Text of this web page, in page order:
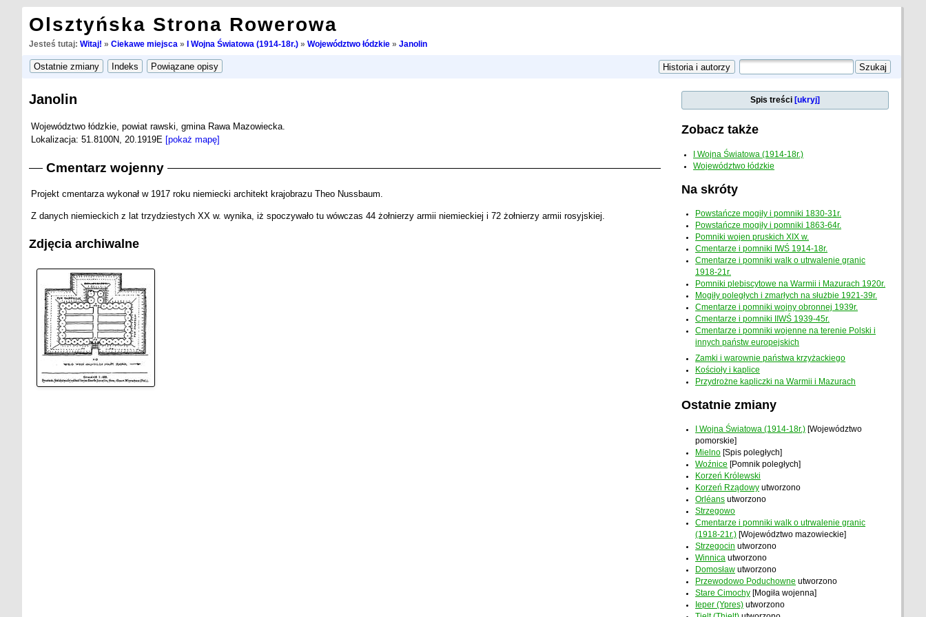
Olsztyńska Strona Rowerowa
Jesteś tutaj: Witaj! » Ciekawe miejsca » I Wojna Światowa (1914-18r.)» Województwo łódzkie» Janolin
Janolin
Województwo łódzkie, powiat rawski, gmina Rawa Mazowiecka.
Lokalizacja: 51.8100N, 20.1919E [pokaż mapę]
Cmentarz wojenny
Projekt cmentarza wykonał w 1917 roku niemiecki architekt krajobrazu Theo Nussbaum.
Z danych niemieckich z lat trzydziestych XX w. wynika, iż spoczywało tu wówczas 44 żołnierzy armii niemieckiej i 72 żołnierzy armii rosyjskiej.
Zdjęcia archiwalne
Spis treści [ukryj]
Zobacz także
I Wojna Światowa (1914-18r.)
Województwo łódzkie
Na skróty
Powstańcze mogiły i pomniki 1830-31r.
Powstańcze mogiły i pomniki 1863-64r.
Pomniki wojen pruskich XIX w.
Cmentarze i pomniki IWŚ 1914-18r.
Cmentarze i pomniki walk o utrwalenie granic
1918-21r.
Pomniki plebiscytowe na Warmii i Mazurach 1920r.
Mogiły poległych i zmarłych na służbie 1921-39r.
Cmentarze i pomniki wojny obronnej 1939r.
Cmentarze i pomniki IIWŚ 1939-45r.
Cmentarze i pomniki wojenne na terenie Polski i
innych państw europejskich
Zamki i warownie państwa krzyżackiego
Kościoły i kaplice
Przydrożne kapliczki na Warmii i Mazurach
Ostatnie zmiany
I Wojna Światowa (1914-18r.) [Województwo
pomorskie]
Mielno [Spis poległych]
Woźnice [Pomnik poległych]
Korzeń Królewski
Korzeń Rządowy utworzono
Orléans utworzono
Strzegowo
Cmentarze i pomniki walk o utrwalenie granic
(1918-21r.) [Województwo mazowieckie]
Strzegocin utworzono
Winnica utworzono
Domosław utworzono
Przewodowo Poduchowne utworzono
Stare Cimochy [Mogiła wojenna]
Ieper (Ypres) utworzono